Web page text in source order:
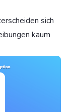
sich
kaum